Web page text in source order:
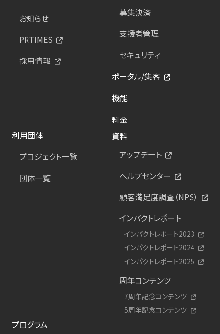
お知らせ
PRTIMES
採用情報
募集決済
支援者管理
セキュリティ
ポータル/集客
機能
料金
利用団体
プロジェクト一覧
団体一覧
資料
アップデート
ヘルプセンター
顧客満足度調査（NPS）
インパクトレポート
インパクトレポート2023
インパクトレポート2024
インパクトレポート2025
周年コンテンツ
7周年記念コンテンツ
5周年記念コンテンツ
プログラム